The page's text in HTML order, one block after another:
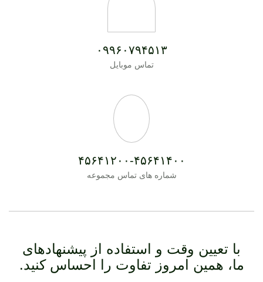
۰۹۹۶۰۷۹۴۵۱۳
تماس موبایل
۴۵۶۴۱۲۰۰-۴۵۶۴۱۴۰۰
شماره های تماس مجموعه
با تعیین وقت و استفاده از پیشنهادهای
ما، همین امروز تفاوت را احساس کنید.